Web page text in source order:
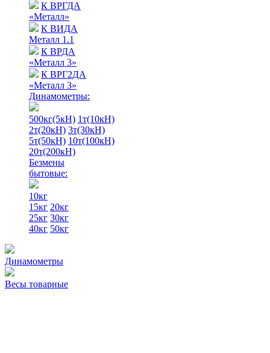
К ВРГДА
«Металл»
К ВИДА
Металл 1.1
К ВРДА
«Металл 3»
К ВРГ2ДА
«Металл 3»
Динамометры:
500кг(5кН) 1т(10кН)
2т(20кН) 3т(30кН)
5т(50кН) 10т(100кН)
20т(200кН)
Безмены
бытовые:
10кг
15кг 20кг
25кг 30кг
40кг 50кг
Динамометры
Весы товарные